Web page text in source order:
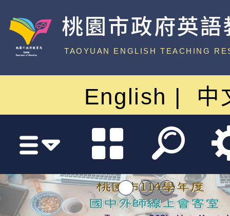
桃園市政府英
中心
TAOYUAN ENGLISH TEACHING
English 中